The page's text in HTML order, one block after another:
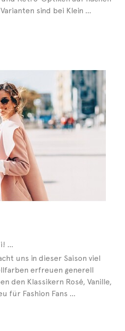
sind bei Klein ...
...
uns in dieser Saison viel
erfreuen generell
den Klassikern Rosé, Vanille,
für Fashion Fans ...